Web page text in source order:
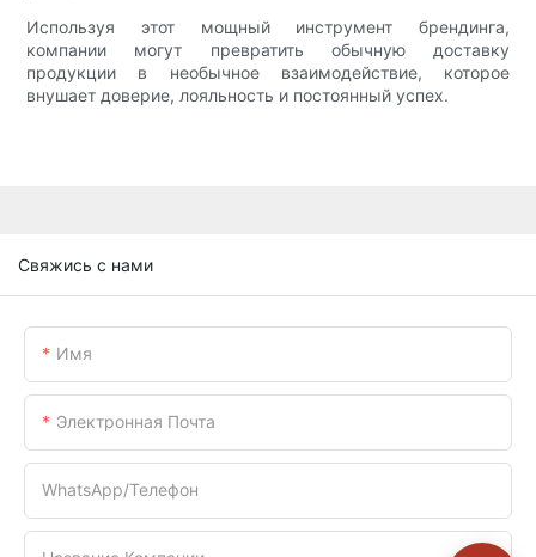
Используя этот мощный инструмент брендинга,
компании могут превратить обычную доставку
продукции в необычное взаимодействие, которое
внушает доверие, лояльность и постоянный успех.
Свяжись с нами
Имя
Электронная Почта
WhatsApp/телефон